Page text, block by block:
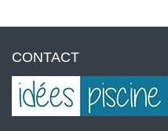
CONTACT